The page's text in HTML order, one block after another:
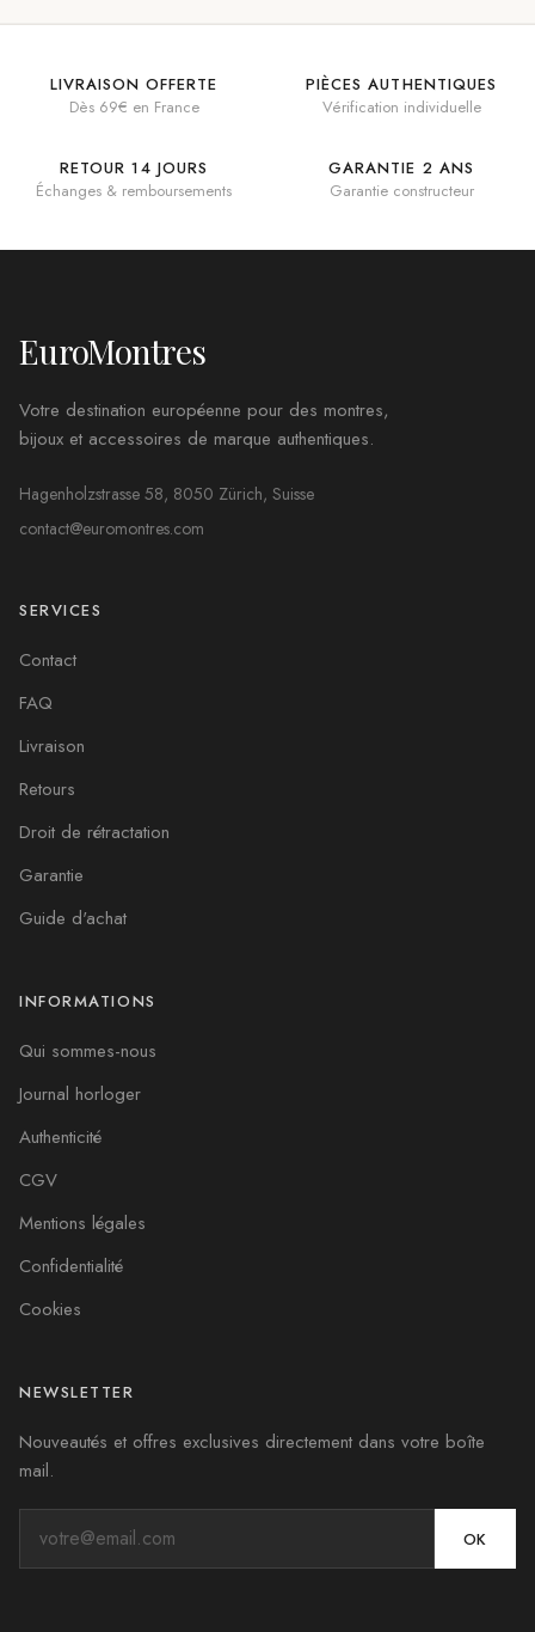
LIVRAISON OFFERTE
Dès 69€ en France
PIÈCES AUTHENTIQUES
Vérification individuelle
RETOUR 14 JOURS
Échanges & remboursements
GARANTIE 2 ANS
Garantie constructeur
EuroMontres
Votre destination européenne pour des montres,
bijoux et accessoires de marque authentiques.
Hagenholzstrasse 58, 8050 Zürich, Suisse
contact@euromontres.com
SERVICES
Contact
FAQ
Livraison
Retours
Droit de rétractation
Garantie
Guide d'achat
INFORMATIONS
Qui sommes-nous
Journal horloger
Authenticité
CGV
Mentions légales
Confidentialité
Cookies
NEWSLETTER
Nouveautés et offres exclusives directement dans votre boîte
mail.
OK